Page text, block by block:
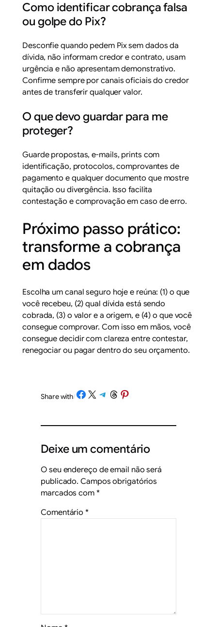
Como identificar cobrança falsa
ou golpe do Pix?
Desconfie quando pedem Pix sem dados da
dívida, não informam credor e contrato, usam
urgência e não apresentam demonstrativo.
Confirme sempre por canais oficiais do credor
antes de transferir qualquer valor.
O que devo guardar para me
proteger?
Guarde propostas, e-mails, prints com
identificação, protocolos, comprovantes de
pagamento e qualquer documento que mostre
quitação ou divergência. Isso facilita
contestação e comprovação em caso de erro.
Próximo passo prático:
transforme a cobrança
em dados
Escolha um canal seguro hoje e reúna: (1) o que
você recebeu, (2) qual dívida está sendo
cobrada, (3) o valor e a origem, e (4) o que você
consegue comprovar. Com isso em mãos, você
consegue decidir com clareza entre contestar,
renegociar ou pagar dentro do seu orçamento.
Share with/Share on Facebook
Share on X Share on Telegram
Share on Threads
Share on Pinterest
Deixe um comentário
O seu endereço de email não será
publicado. Campos obrigatórios
marcados com *
Comentário*